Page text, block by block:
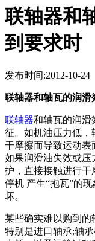
联轴器和
到要求时
发布时间:2012-10-24
联轴器和轴瓦的润滑
联轴器和轴瓦的润滑
征。如机油压力低
干摩擦而导致运动表面
如果润滑油失效或压
护，直接接触进行干
停机 产生“抱瓦”的现
坏。
某些确实难以购到的轴
特别是进口轴承;轴承